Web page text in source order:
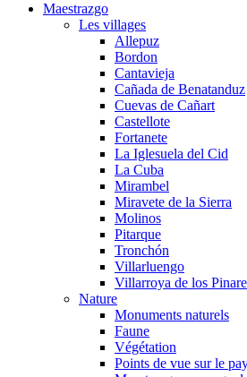
Maestrazgo
Les villages
Allepuz
Bordon
Cantavieja
Cañada de Benatanduz
Cuevas de Cañart
Castellote
Fortanete
La Iglesuela del Cid
La Cuba
Mirambel
Miravete de la Sierra
Molinos
Pitarque
Tronchón
Villarluengo
Villarroya de los
Nature
Monuments naturels
Faune
Végétation
Points de vue sur le